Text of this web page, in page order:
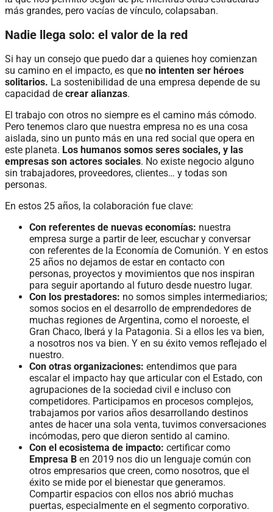
más grandes, pero vacías de vínculo, colapsaban.
Nadie llega solo: el valor de la red
Si hay un consejo que puedo dar a quienes hoy comienzan
su camino en el impacto, es que no intenten ser héroes
solitarios. La sostenibilidad de una empresa depende de su
capacidad de crear alianzas.
El trabajo con otros no siempre es el camino más cómodo.
Pero tenemos claro que nuestra empresa no es una cosa
aislada, sino un punto más en una red social que opera en
este planeta. Los humanos somos seres sociales, y las
empresas son actores sociales. No existe negocio alguno
sin trabajadores, proveedores, clientes… y todas son
personas.
En estos 25 años, la colaboración fue clave:
Con referentes de nuevas economías: nuestra
empresa surge a partir de leer, escuchar y conversar
con referentes de la Economía de Comunión. Y en estos
25 años no dejamos de estar en contacto con
personas, proyectos y movimientos que nos inspiran
para seguir aportando al futuro desde nuestro lugar.
Con los prestadores: no somos simples intermediarios;
somos socios en el desarrollo de emprendedores de
muchas regiones de Argentina, como el noroeste, el
Gran Chaco, Iberá y la Patagonia. Si a ellos les va bien,
a nosotros nos va bien. Y en su éxito vemos reflejado el
nuestro.
Con otras organizaciones: entendimos que para
escalar el impacto hay que articular con el Estado, con
agrupaciones de la sociedad civil e incluso con
competidores. Participamos en procesos complejos,
trabajamos por varios años desarrollando destinos
antes de hacer una sola venta, tuvimos conversaciones
incómodas, pero que dieron sentido al camino.
Con el ecosistema de impacto: certificar como
Empresa B en 2019 nos dio un lenguaje común con
otros empresarios que creen, como nosotros, que el
éxito se mide por el bienestar que generamos.
Compartir espacios con ellos nos abrió muchas
puertas, especialmente en el segmento corporativo.